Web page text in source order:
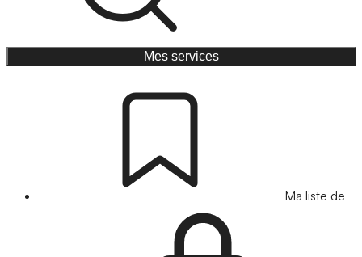
Mes services
Ma liste de